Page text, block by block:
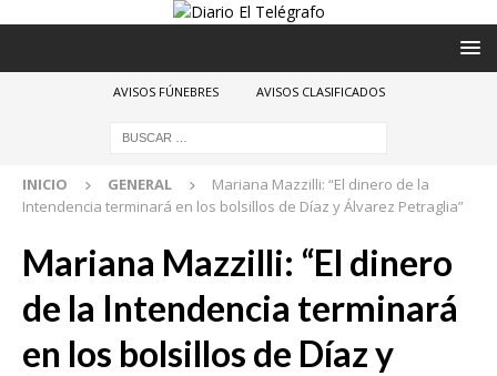
AVISOS FÚNEBRES AVISOS CLASIFICADOS
INICIO GENERAL
Mariana Mazzilli: “El dinero de la
Intendencia terminará en los bolsillos de Díaz y Álvarez Petraglia”
Mariana Mazzilli: “El dinero
de la Intendencia terminará
en los bolsillos de Díaz y